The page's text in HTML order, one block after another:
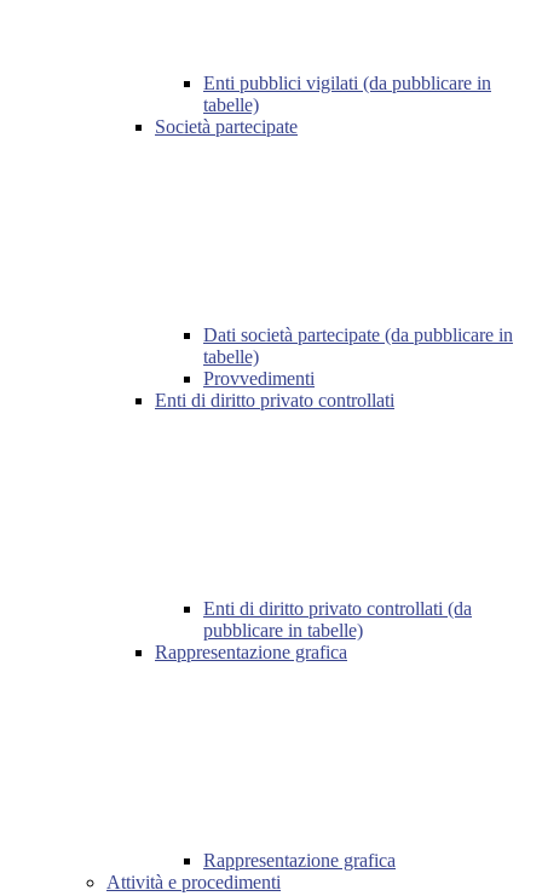
Enti pubblici vigilati (da pubblicare in
tabelle)
Società partecipate
Dati società partecipate (da pubblicare in
tabelle)
Provvedimenti
Enti di diritto privato controllati
Enti di diritto privato controllati (da
pubblicare in tabelle)
Rappresentazione grafica
Rappresentazione grafica
Attività e procedimenti